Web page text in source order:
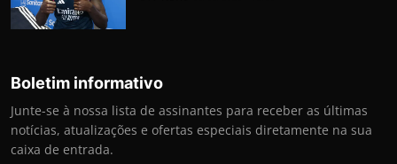
Boletim informativo
Junte-se à nossa lista de assinantes para receber as últimas
notícias, atualizações e ofertas especiais diretamente na sua
caixa de entrada.